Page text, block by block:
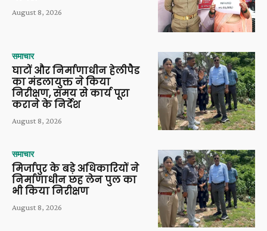
August 8, 2026
समाचार
घाटों और निर्माणाधीन हेलीपैड
का मंडलायुक्त ने किया
निरीक्षण, समय से कार्य पूरा
कराने के निर्देश
August 8, 2026
समाचार
मिर्जापुर के बड़े अधिकारियों ने
निर्माणाधीन छह लेन पुल का
भी किया निरीक्षण
August 8, 2026